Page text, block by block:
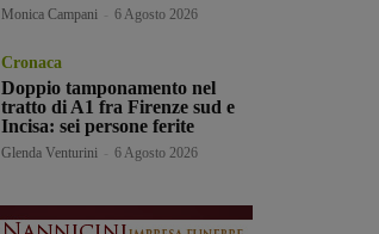
Monica Campani 6 Agosto 2026
Cronaca
Doppio tamponamento nel
tratto di A1 fra Firenze sud e
Incisa: sei persone ferite
Glenda Venturini 6 Agosto 2026